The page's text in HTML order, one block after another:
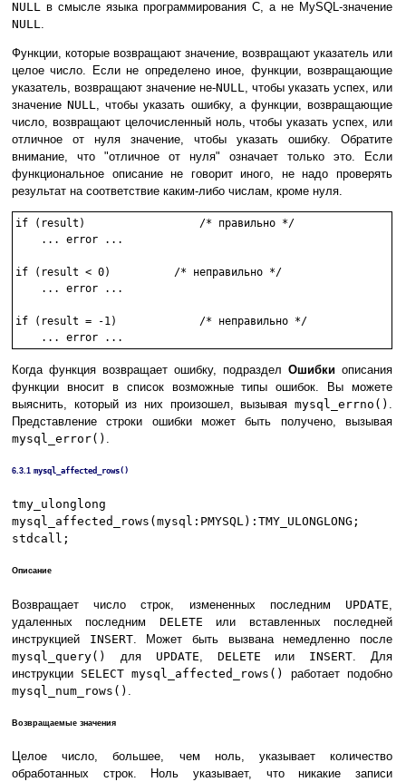
NULL
в смысле языка программирования C, а не MySQL-значение
NULL
Функции, которые возвращают значение, возвращают указатель или
целое число. Если не определено иное, функции, возвращающие
указатель, возвращают значение не-NULL
, чтобы указать успех, или
значениеNULL
, чтобы указать ошибку, а функции, возвращающие
число, возвращают целочисленный ноль, чтобы указать успех, или
отличное от нуля значение, чтобы указать ошибку. Обратите
внимание, что "отличное от нуля" означает только это. Если
функциональное описание не говорит иного, не надо проверять
результат на соответствие каким-либо числам, кроме нуля.
if (result)                  /* правильно */
    ... error ...
if (result < 0)          /* неправильно */
    ... error ...
if (result = -1)             /* неправильно */
Когда функция возвращает ошибку, подраздел Ошибки описания
функции вносит в список возможные типы ошибок. Вы можете
выяснить, который из них произошел, вызывая mysql_errno()
Представление строки ошибки может быть получено, вызывая
mysql_error()
6.3.1 mysql_affected_rows()
tmy_ulonglong
mysql_affected_rows(mysql:PMYSQL):TMY_ULONGLONG;
stdcall;
Описание
Возвращает число строк, измененных последним UPDATE
удаленных последним DELETE или вставленных последней
инструкцией INSERT. Может быть вызвана немедленно после
mysql_query()
для UPDATE DELETE или INSERT . Для
инструкции SELECT mysql_affected_rows()
работает подобно
mysql_num_rows()
Возвращаемые значения
Целое число, большее, чем ноль, указывает количество
обработанных строк. Ноль указывает, что никакие записи